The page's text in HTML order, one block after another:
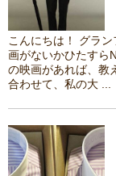
こんにちは！ グラ
画がないかひたすら
の映画があれば、教
合わせて、私の大 ...